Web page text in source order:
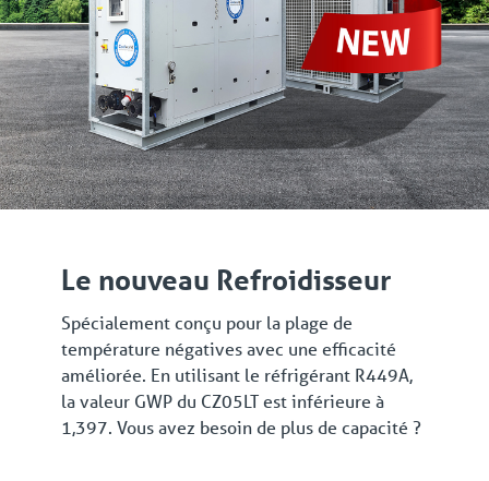
Le nouveau Refroidisseur
Spécialement conçu pour la plage de
température négatives avec une efficacité
améliorée. En utilisant le réfrigérant R449A,
la valeur GWP du CZ05LT est inférieure à
1,397. Vous avez besoin de plus de capacité ?